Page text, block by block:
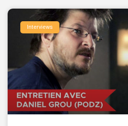
Interviews